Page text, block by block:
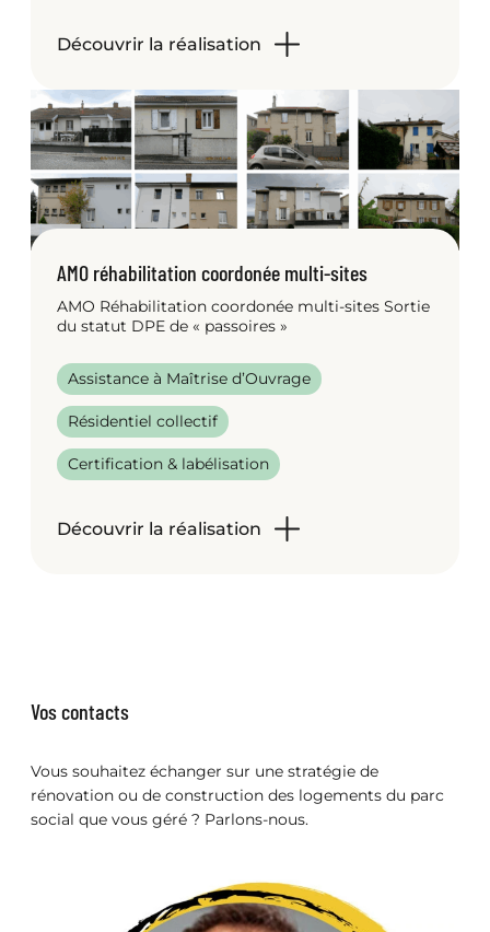
Découvrir la réalisation
AMO réhabilitation coordonée multi-sites
AMO Réhabilitation coordonée multi-sites Sortie
du statut DPE de « passoires »
Assistance à Maîtrise d’Ouvrage
Résidentiel collectif
Certification & labélisation
Découvrir la réalisation
Vos contacts
Vous souhaitez échanger sur une stratégie de
rénovation ou de construction des logements du parc
social que vous géré ? Parlons-nous.